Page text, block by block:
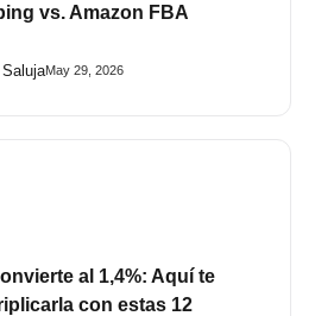
vs. Amazon FBA
May 29, 2026
al 1,4%: Aquí te
con estas 12